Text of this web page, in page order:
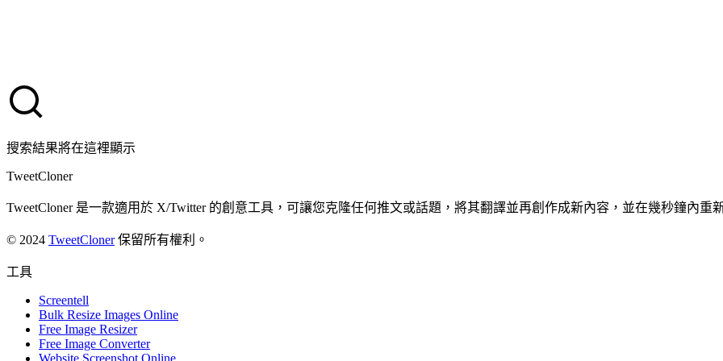
搜索結果將在這裡顯示
TweetCloner
TweetCloner 是一款適用於 X/Twitter 的創意工具，可讓您克隆任何推文或話題，將其翻譯並再創作成新內容，並在幾秒鐘內重
© 2024 TweetCloner 保留所有權利。
工具
Screentell
Bulk Resize Images Online
Free Image Resizer
Free Image Converter
Website Screenshot Online